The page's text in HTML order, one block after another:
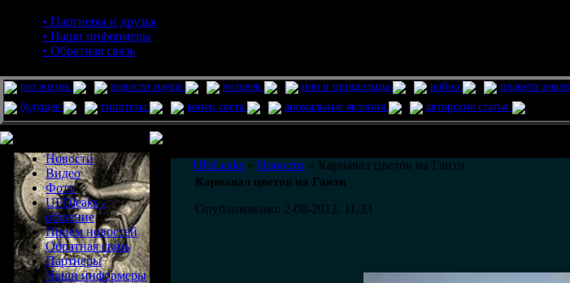
• Партнеры и друзья
• Наши информеры
• Обратная связь
pro жизнь новости науки человек нло и пришельцы война планета земля
будущее
гипотезы конец света аномальные явления авторские статьи
Новости
Видео
Фото
UFOleaks -
общение
Прием новостей
Обратная связь
Партнеры
Наши информеры
UfoLeaks » Новости » Карнавал цветов на Гаити
Карнавал цветов на Гаити
Опубликовано: 2-08-2012, 11:33